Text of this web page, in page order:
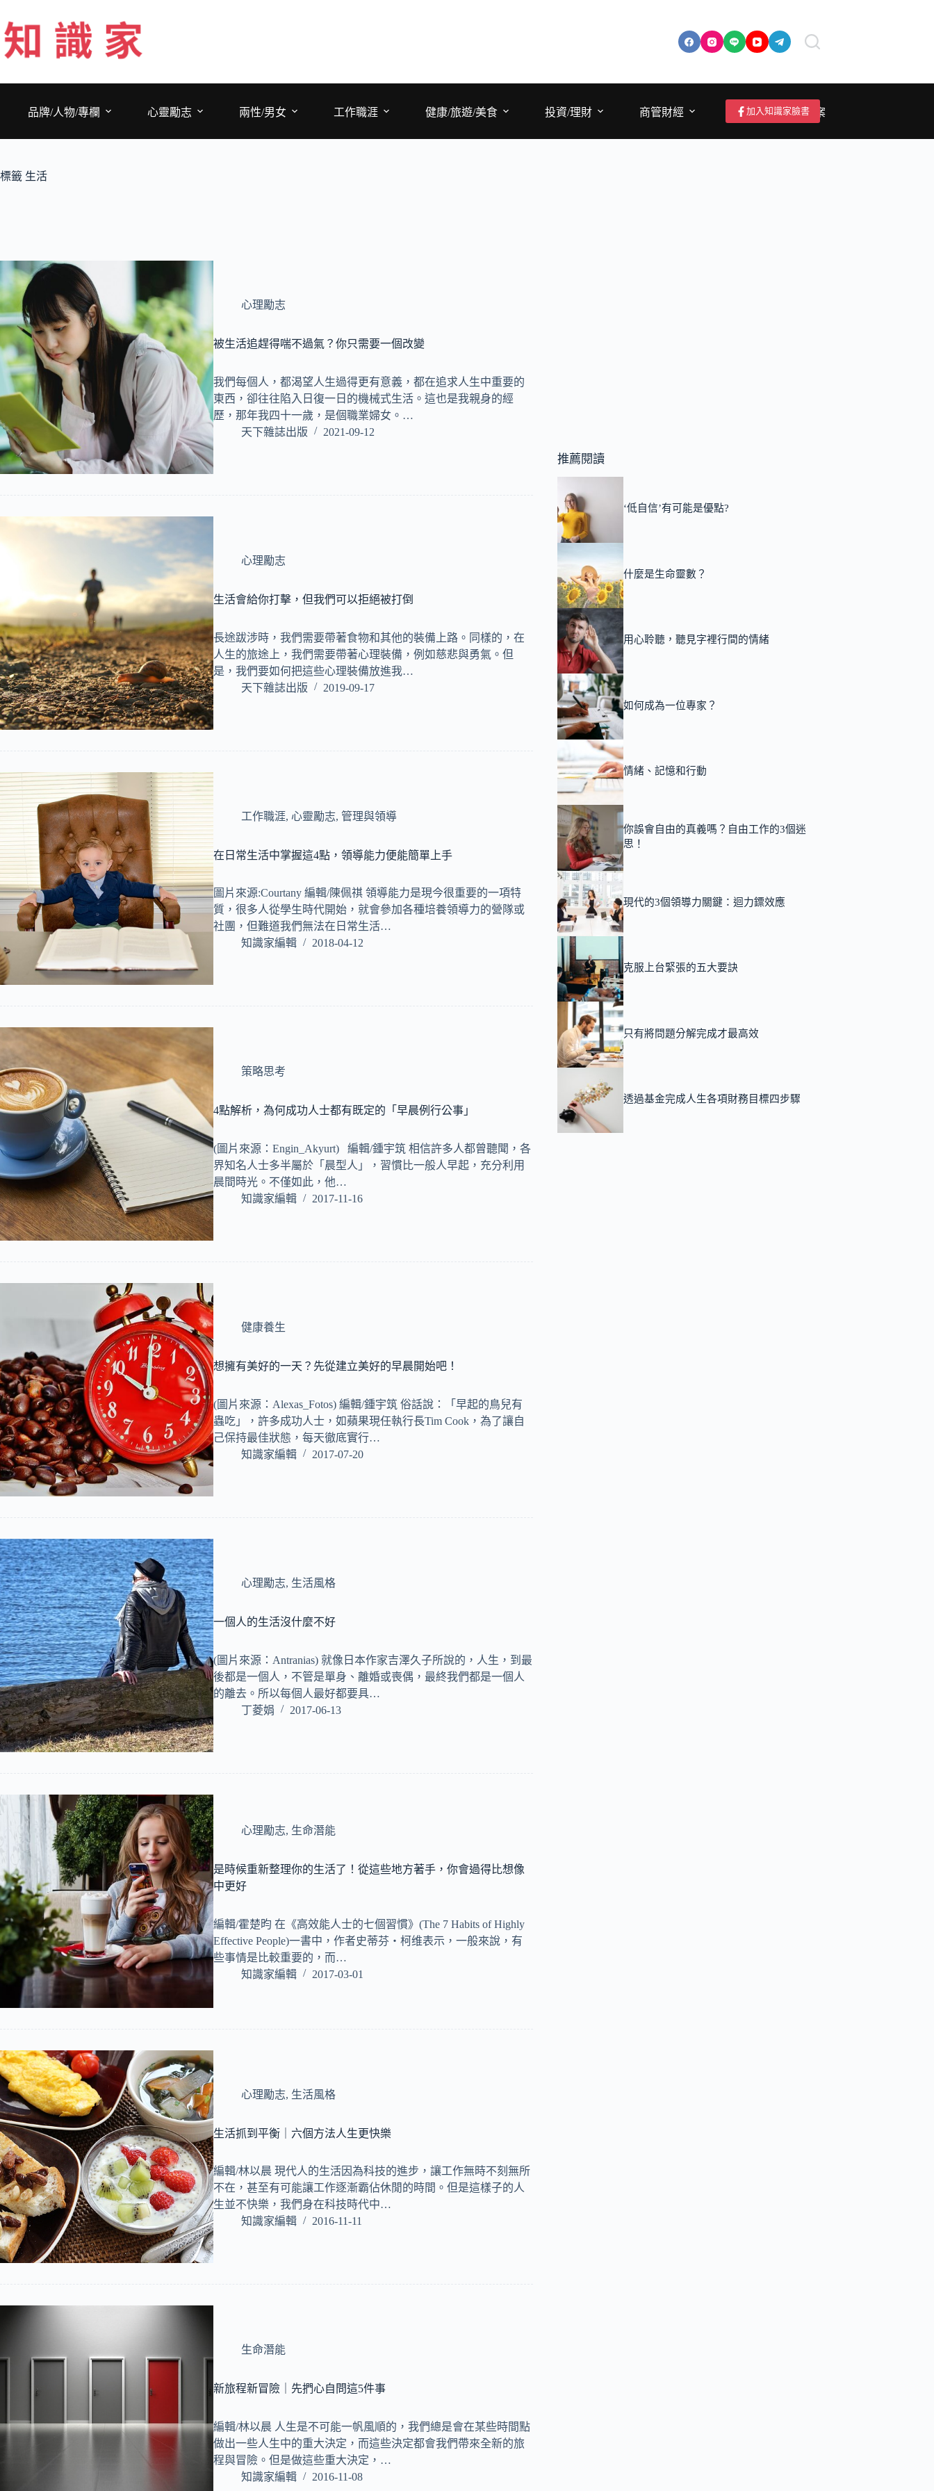
至
主
要
品牌/人物/專欄
心靈勵志 兩性/男女 工作職涯 健康/旅遊/美食 投資/理財 商管財經 成為作者/投稿/提案
加入知識家臉書
標籤 生活
心理勵志
被生活追趕得喘不過氣？你只需要一個改變
我們每個人，都渴望人生過得更有意義，都在追求人生中重要的
東西，卻往往陷入日復一日的機械式生活。這也是我親身的經
歷，那年我四十一歲，是個職業婦女。…
天下雜誌出版
2021-09-12
心理勵志
生活會給你打擊，但我們可以拒絕被打倒
長途跋涉時，我們需要帶著食物和其他的裝備上路。同樣的，在
人生的旅途上，我們需要帶著心理裝備，例如慈悲與勇氣。但
是，我們要如何把這些心理裝備放進我…
天下雜誌出版
2019-09-17
工作職涯, 心靈勵志, 管理與領導
在日常生活中掌握這4點，領導能力便能簡單上手
圖片來源:Courtany 編輯/陳佩祺 領導能力是現今很重要的一項特
質，很多人從學生時代開始，就會參加各種培養領導力的營隊或
社團，但難道我們無法在日常生活…
知識家編輯
2018-04-12
策略思考
4點解析，為何成功人士都有既定的「早晨例行公事」
(圖片來源：Engin_Akyurt) 編輯/鍾宇筑 相信許多人都曾聽聞，各
界知名人士多半屬於「晨型人」，習慣比一般人早起，充分利用
晨間時光。不僅如此，他…
知識家編輯
2017-11-16
健康養生
想擁有美好的一天？先從建立美好的早晨開始吧！
(圖片來源：Alexas_Fotos) 編輯/鍾宇筑 俗話說：「早起的鳥兒有
蟲吃」，許多成功人士，如蘋果現任執行長Tim Cook，為了讓自
己保持最佳狀態，每天徹底實行…
知識家編輯
2017-07-20
心理勵志, 生活風格
一個人的生活沒什麼不好
(圖片來源：Antranias) 就像日本作家吉澤久子所說的，人生，到最
後都是一個人，不管是單身、離婚或喪偶，最終我們都是一個人
的離去。所以每個人最好都要具…
丁菱娟
2017-06-13
心理勵志, 生命潛能
是時候重新整理你的生活了！從這些地方著手，你會過得比想像
中更好
編輯/霍楚昀 在《高效能人士的七個習慣》(The 7 Habits of Highly
Effective People)一書中，作者史蒂芬・柯维表示，一般來說，有
些事情是比較重要的，而…
知識家編輯
2017-03-01
心理勵志, 生活風格
生活抓到平衡｜六個方法人生更快樂
編輯/林以晨 現代人的生活因為科技的進步，讓工作無時不刻無所
不在，甚至有可能讓工作逐漸霸佔休閒的時間。但是這樣子的人
生並不快樂，我們身在科技時代中…
知識家編輯
2016-11-11
生命潛能
新旅程新冒險｜先捫心自問這5件事
編輯/林以晨 人生是不可能一帆風順的，我們總是會在某些時間點
做出一些人生中的重大決定，而這些決定都會我們帶來全新的旅
程與冒險。但是做這些重大決定，…
知識家編輯
2016-11-08
推薦閱讀
‘低自信’有可能是優點?
什麼是生命靈數？
用心聆聽，聽見字裡行間的情緒
如何成為一位專家？
情緒、記憶和行動
你誤會自由的真義嗎？自由工作的3個迷
思！
現代的3個領導力關鍵：迴力鏢效應
克服上台緊張的五大要訣
只有將問題分解完成才最高效
透過基金完成人生各項財務目標四步驟